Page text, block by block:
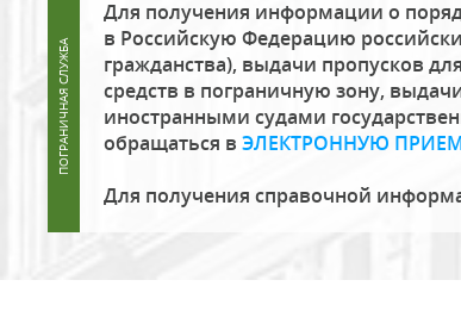
Для получения информации о
в Российскую Федерацию
гражданства), выдачи пропусков
средств в пограничную зону,
иностранными судами
обращаться в ЭЛЕКТРОННУЮ
Для получения справочной